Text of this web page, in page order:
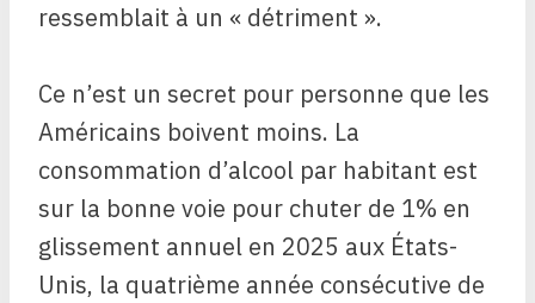
ressemblait à un « détriment ».
Ce n’est un secret pour personne que les
Américains boivent moins. La
consommation d’alcool par habitant est
sur la bonne voie pour chuter de 1% en
glissement annuel en 2025 aux États-
Unis, la quatrième année consécutive de